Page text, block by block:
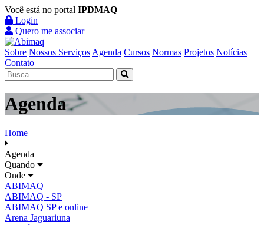
Você está no portal IPDMAQ
Login
Quero me associar
Sobre Nossos Serviços Agenda Cursos Normas Projetos Notícias
Contato
Agenda
Home
Agenda
Quando
Onde
ABIMAQ
ABIMAQ - SP
ABIMAQ SP e online
Arena Jaguariuna